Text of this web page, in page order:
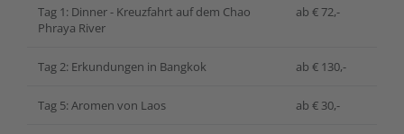
Tag 1: Dinner - Kreuzfahrt auf dem Chao
Phraya River
ab € 72,-
Tag 2: Erkundungen in Bangkok ab € 130,-
Tag 5: Aromen von Laos ab € 30,-